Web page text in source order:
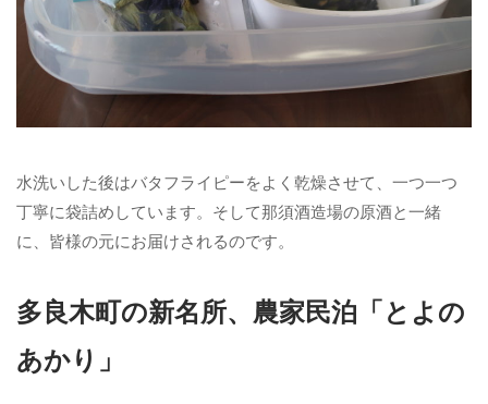
水洗いした後はバタフライピーをよく乾燥させて、一つ一つ
丁寧に袋詰めしています。そして那須酒造場の原酒と一緒
に、皆様の元にお届けされるのです。
多良木町の新名所、農家民泊「とよの
あかり」